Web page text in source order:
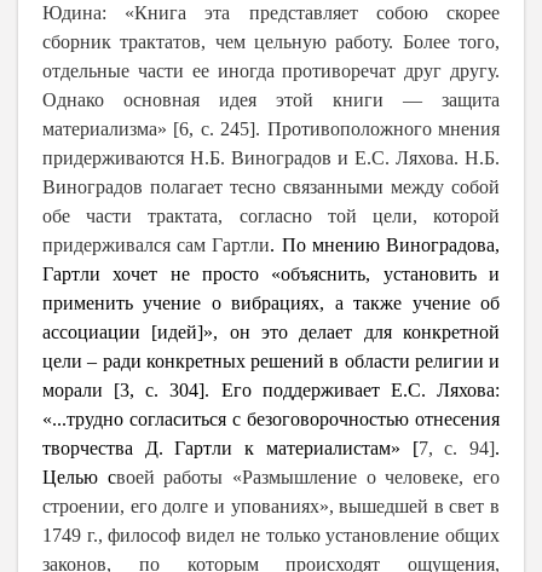
Юдина: «Книга эта представляет собою скорее
сборник трактатов, чем цельную работу. Более того,
отдельные части ее иногда противоречат друг другу.
Однако основная идея этой книги — защита
материализма» [6, c. 245]. Противоположного мнения
придерживаются Н.Б. Виноградов и Е.С. Ляхова. Н.Б.
Виноградов полагает тесно связанными между собой
обе части трактата, согласно той цели, которой
придерживался сам Гартли. По мнению Виноградова,
Гартли хочет не просто «объяснить, установить и
применить учение о вибрациях, а также учение об
ассоциации [идей]», он это делает для конкретной
цели – ради конкретных решений в области религии и
морали [3,c. 304]. Его поддерживает Е.С. Ляхова:
«...трудно согласиться с безоговорочностью отнесения
творчества Д. Гартли к материалистам» [7, c. 94].
Целью своей работы «Размышление о человеке, его
строении, его долге и упованиях», вышедшей в свет в
1749 г., философ видел не только установление общих
законов, по которым происходят ощущения,